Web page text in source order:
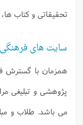
، فعالیت های
، احزاب و... رو به
استقبال کرده و